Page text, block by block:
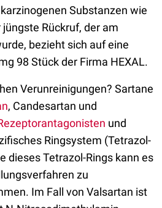
Substanzen wie
Rückruf, der am
bezieht sich auf eine
98 Stück der Firma HEXAL.
Verunreinigungen? Sartane
, Candesartan und
und
Ringsystem (Tetrazol-
dieses Tetrazol-Rings kann es
zu
Im Fall von Valsartan ist